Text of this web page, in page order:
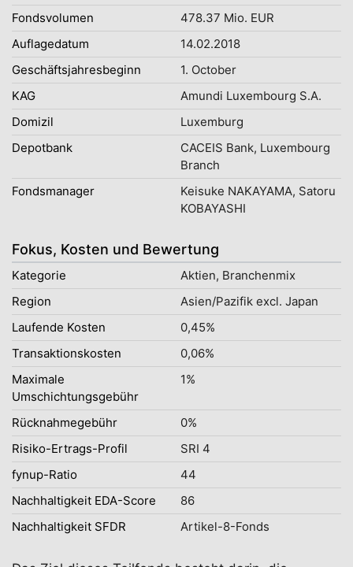
Fondsvolumen
478.37 Mio. EUR
Auflagedatum
14.02.2018
Geschäftsjahresbeginn
1. October
KAG
Amundi Luxembourg S.A.
Domizil
Luxemburg
Depotbank
CACEIS Bank, Luxembourg
Branch
Fondsmanager
Keisuke NAKAYAMA, Satoru
KOBAYASHI
Fokus, Kosten und Bewertung
Kategorie
Aktien, Branchenmix
Region
Asien/Pazifik excl. Japan
Laufende Kosten
0,45%
Transaktionskosten
0,06%
Maximale
Umschichtungsgebühr
1%
Rücknahmegebühr
0%
Risiko-Ertrags-Profil
SRI 4
fynup-Ratio
44
Nachhaltigkeit EDA-Score
86
Nachhaltigkeit SFDR
Artikel-8-Fonds